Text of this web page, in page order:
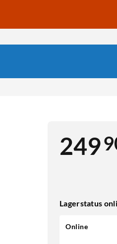
249
Lagerstatus
Online